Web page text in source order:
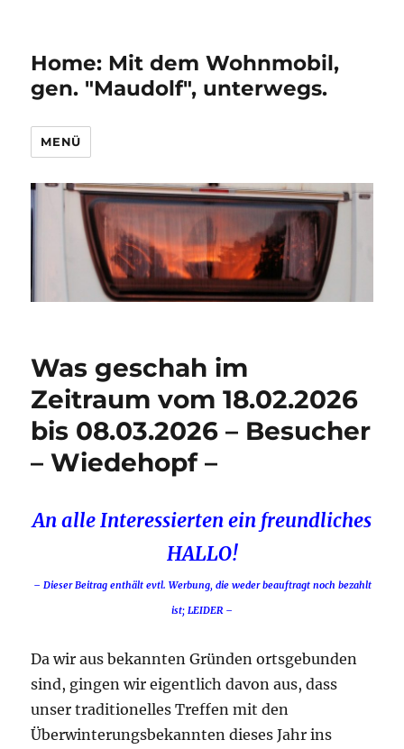
Home: Mit dem Wohnmobil,
gen. "Maudolf", unterwegs.
MENÜ
Was geschah im
Zeitraum vom 18.02.2026
bis 08.03.2026 – Besucher
– Wiedehopf –
An alle Interessierten ein freundliches
HALLO!
– Dieser Beitrag enthält evtl. Werbung, die weder beauftragt noch bezahlt
ist; LEIDER –
Da wir aus bekannten Gründen ortsgebunden
sind, gingen wir eigentlich davon aus, dass
unser traditionelles Treffen mit den
Überwinterungsbekannten dieses Jahr ins